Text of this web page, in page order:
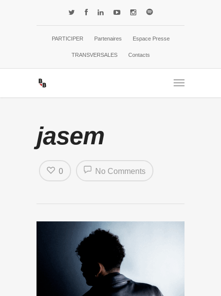
PARTICIPER Partenaires Espace Presse
TRANSVERSALES Contacts
jasem
No Comments
0